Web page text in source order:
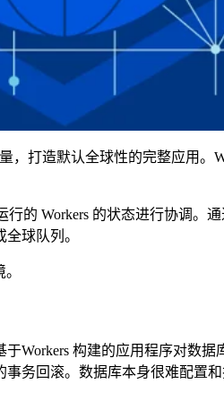
，打造默认全球性的完整应用
的 Workers 的状态进行协调。
球队列。
Workers 构建的应用程序对数
务回滚。数据库本身很难配置